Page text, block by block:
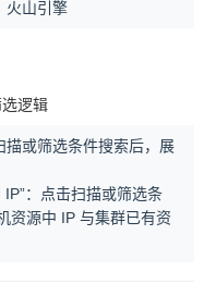
火山引擎
逻辑
描或筛选条件搜索后，展
：点击扫描或筛选条
资源中 IP 与集群已有资